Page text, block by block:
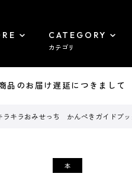
CATEGORY
カテゴリ
のお届け遅延につきまして
ラキラおみせっち かんぺきガイドブッ